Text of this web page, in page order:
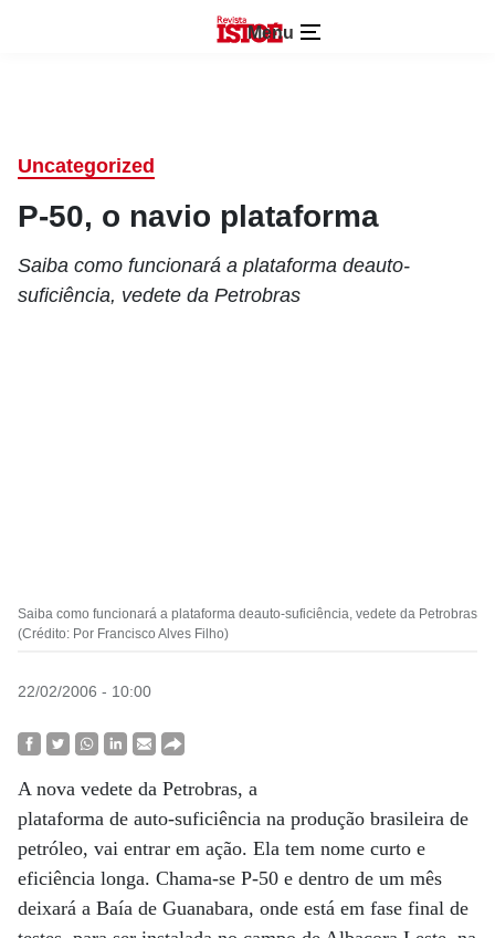
Menu
Uncategorized
P-50, o navio plataforma
Saiba como funcionará a plataforma deauto-
suficiência, vedete da Petrobras
Saiba como funcionará a plataforma deauto-suficiência, vedete da Petrobras
(Crédito: Por Francisco Alves Filho)
22/02/2006 - 10:00
A nova vedete da Petrobras, a
plataforma de auto-suficiência na produção brasileira de
petróleo, vai entrar em ação. Ela tem nome curto e
eficiência longa. Chama-se P-50 e dentro de um mês
deixará a Baía de Guanabara, onde está em fase final de